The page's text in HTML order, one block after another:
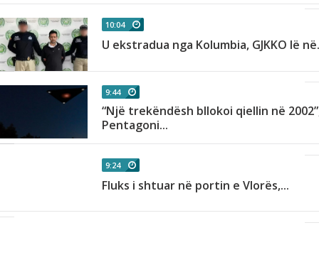
10:04
U ekstradua nga Kolumbia, GJKKO lë
9:44
“Një trekëndësh bllokoi qiellin në
Pentagoni...
9:24
Fluks i shtuar në portin e Vlorës,...